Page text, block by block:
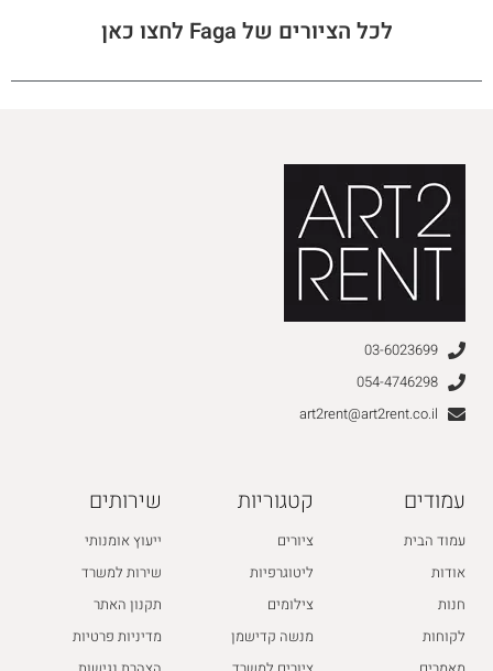
לכל הציורים של Faga לחצו כאן
03-6023699
054-4746298
art2rent@art2rent.co.il
עמודים
עמוד הבית
אודות
חנות
לקוחות
קטגוריות
ציורים
ליטוגרפיות
צילומים
מנשה קדישמן
שירותים
ייעוץ אומנותי
שירות למשרד
תקנון האתר
מדיניות פרטיות